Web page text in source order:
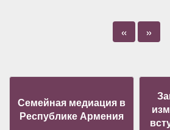
« »
Семейная медиация в
Республике Армения